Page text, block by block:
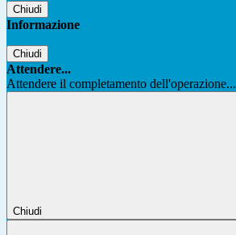
Chiudi
Informazione
Chiudi
Attendere...
Attendere il completamento dell'operazione...
Chiudi